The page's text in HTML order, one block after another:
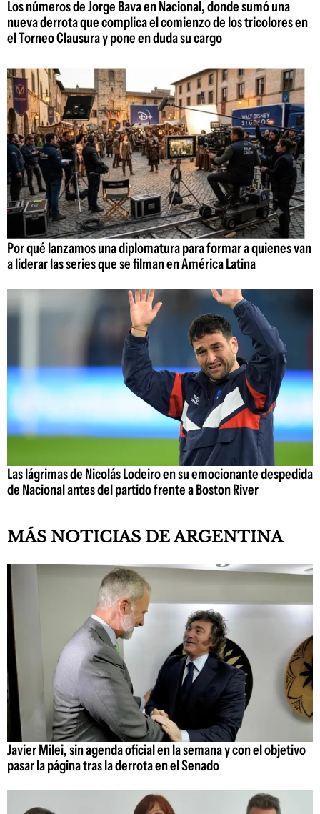
Los números de Jorge Bava en Nacional, donde sumó una
nueva derrota que complica el comienzo de los tricolores en
el Torneo Clausura y pone en duda su cargo
Por qué lanzamos una diplomatura para formar a quienes van
a liderar las series que se filman en América Latina
Las lágrimas de Nicolás Lodeiro en su emocionante despedida
de Nacional antes del partido frente a Boston River
MÁS NOTICIAS DE ARGENTINA
Javier Milei, sin agenda oficial en la semana y con el objetivo
pasar la página tras la derrota en el Senado